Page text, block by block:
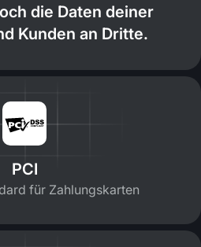
die Daten deiner
Kunden an Dritte.
PCI
für Zahlungskarten